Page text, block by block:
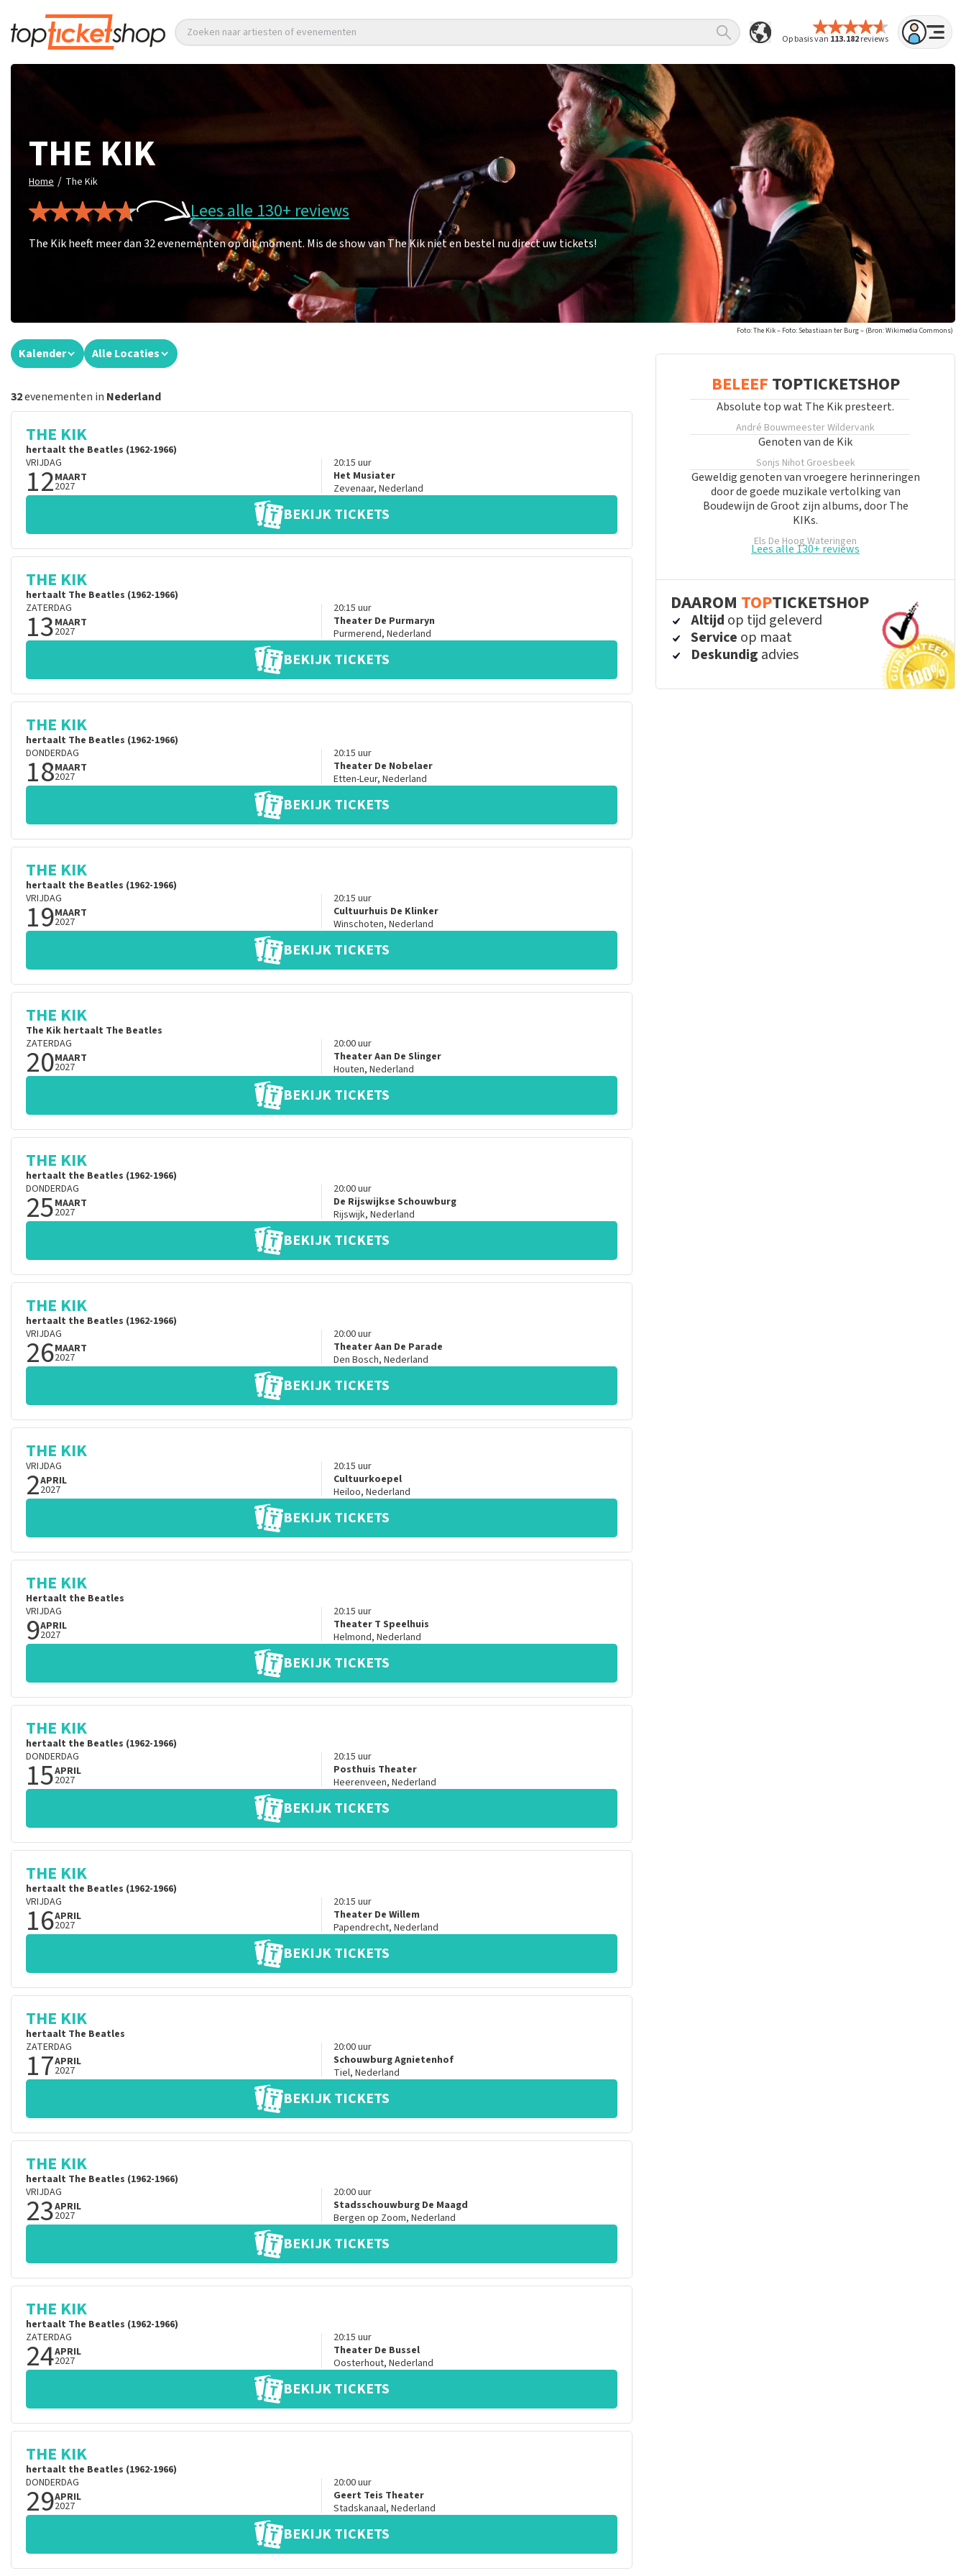
Op basis van 113.182reviews
Zoeken naar artiesten of evenementen
THE KIK
Home / The Kik
Lees alle 130+ reviews
The Kik heeft meer dan 32 evenementen op dit moment. Mis de show van The Kik niet en bestel nu direct uw tickets!
Foto: The Kik – Foto: Sebastiaan ter Burg – (Bron: Wikimedia Commons)
Kalender Alle Locaties
32evenementen in Nederland
THE KIK
hertaalt the Beatles (1962-1966)
VRIJDAG
12MAART
2027
20:15 uur
Het Musiater
Zevenaar, Nederland
BEKIJK TICKETS
THE KIK
hertaalt The Beatles (1962-1966)
ZATERDAG
13MAART
2027
20:15 uur
Theater De Purmaryn
Purmerend, Nederland
BEKIJK TICKETS
THE KIK
hertaalt The Beatles (1962-1966)
DONDERDAG
18MAART
2027
20:15 uur
Theater De Nobelaer
Etten-Leur, Nederland
BEKIJK TICKETS
THE KIK
hertaalt the Beatles (1962-1966)
VRIJDAG
19MAART
2027
20:15 uur
Cultuurhuis De Klinker
Winschoten, Nederland
BEKIJK TICKETS
THE KIK
The Kik hertaalt The Beatles
ZATERDAG
20MAART
2027
20:00uur
Theater Aan De Slinger
Houten, Nederland
BEKIJK TICKETS
THE KIK
hertaalt the Beatles (1962-1966)
DONDERDAG
25MAART
2027
20:00uur
De Rijswijkse Schouwburg
Rijswijk, Nederland
BEKIJK TICKETS
THE KIK
hertaalt the Beatles (1962-1966)
VRIJDAG
26MAART
2027
20:00uur
Theater Aan De Parade
Den Bosch, Nederland
BEKIJK TICKETS
THE KIK
VRIJDAG
2APRIL
2027
20:15 uur
Cultuurkoepel
Heiloo, Nederland
BEKIJK TICKETS
THE KIK
Hertaalt the Beatles
VRIJDAG
9APRIL
2027
20:15 uur
Theater T Speelhuis
Helmond, Nederland
BEKIJK TICKETS
THE KIK
hertaalt the Beatles (1962-1966)
DONDERDAG
15APRIL
2027
20:15 uur
Posthuis Theater
Heerenveen, Nederland
BEKIJK TICKETS
THE KIK
hertaalt the Beatles (1962-1966)
VRIJDAG
16APRIL
2027
20:15 uur
Theater De Willem
Papendrecht, Nederland
BEKIJK TICKETS
THE KIK
hertaalt The Beatles
ZATERDAG
17APRIL
2027
20:00uur
Schouwburg Agnietenhof
Tiel, Nederland
BEKIJK TICKETS
THE KIK
hertaalt The Beatles (1962-1966)
VRIJDAG
23APRIL
2027
20:00uur
Stadsschouwburg De Maagd
Bergen op Zoom, Nederland
BEKIJK TICKETS
THE KIK
hertaalt The Beatles (1962-1966)
ZATERDAG
24APRIL
2027
20:15 uur
Theater De Bussel
Oosterhout, Nederland
BEKIJK TICKETS
THE KIK
hertaalt the Beatles (1962-1966)
DONDERDAG
29APRIL
2027
20:00uur
Geert Teis Theater
Stadskanaal, Nederland
BEKIJK TICKETS
BELEEF TOPTICKETSHOP
Absolute top wat The Kik presteert.
André BouwmeesterWildervank
Genoten van de Kik
Sonjs Nihot Groesbeek
Geweldig genoten van vroegere herinneringen
door de goede muzikale vertolking van
Boudewijn de Groot zijn albums, door The
KIKs.
Els De HoogWateringen
Lees alle 130+ reviews
DAAROM TOPTICKETSHOP
Altijd op tijd geleverd
Service op maat
Deskundig advies